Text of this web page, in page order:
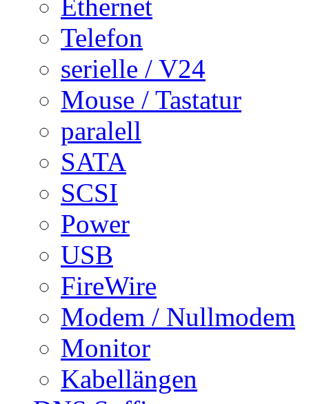
Ethernet
Telefon
serielle / V24
Mouse / Tastatur
paralell
SATA
SCSI
Power
USB
FireWire
Modem / Nullmodem
Monitor
Kabellängen